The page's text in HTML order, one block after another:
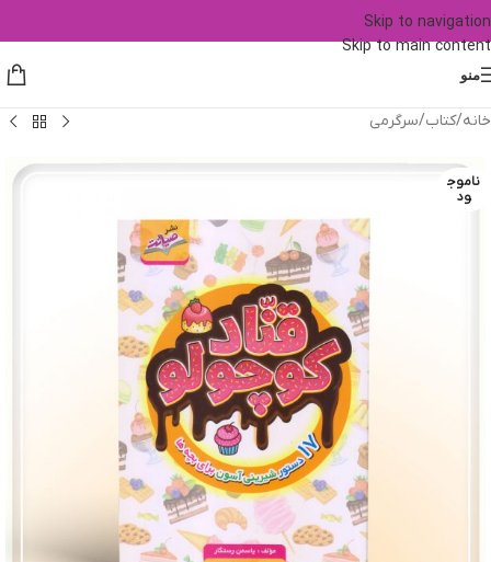
Skip to navigation
Skip to main content
منو
خانه/کتاب/سرگرمی
ناموج
ود